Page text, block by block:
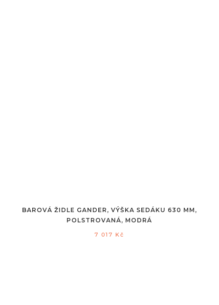
BAROVÁ ŽIDLE GANDER, VÝŠKA SEDÁKU 630 MM,
POLSTROVANÁ, MODRÁ
7 017 Kč